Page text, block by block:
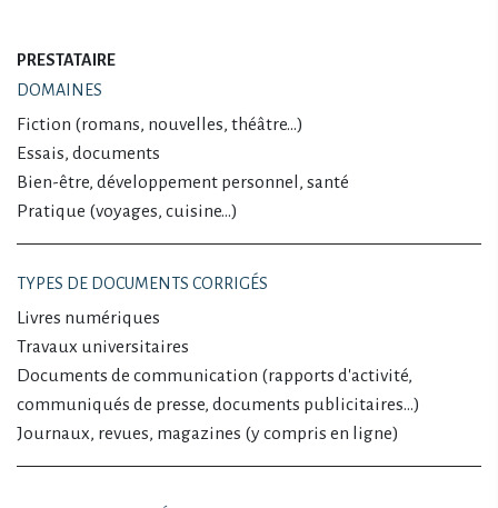
PRESTATAIRE
DOMAINES
Fiction (romans, nouvelles, théâtre…)
Essais, documents
Bien-être, développement personnel, santé
Pratique (voyages, cuisine…)
TYPES DE DOCUMENTS CORRIGÉS
Livres numériques
Travaux universitaires
Documents de communication (rapports d'activité,
communiqués de presse, documents publicitaires…)
Journaux, revues, magazines (y compris en ligne)